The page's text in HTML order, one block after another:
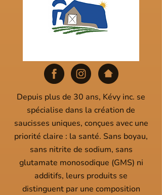
Depuis plus de 30 ans, Kévy inc. se
spécialise dans la création de
saucisses uniques, conçues avec une
priorité claire : la santé. Sans boyau,
sans nitrite de sodium, sans
glutamate monosodique (GMS) ni
additifs, leurs produits se
distinguent par une composition